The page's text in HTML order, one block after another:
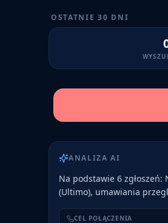
OSTATNIE 30 DNI
ANALIZA AI
Na podstawie 6
(Ultimo), umawiania
CEL POŁĄCZENIA